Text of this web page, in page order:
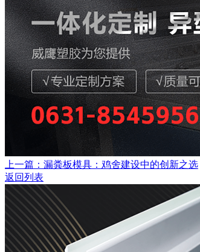
上一篇：漏粪板模具：鸡舍建设中的创新之选
返回列表